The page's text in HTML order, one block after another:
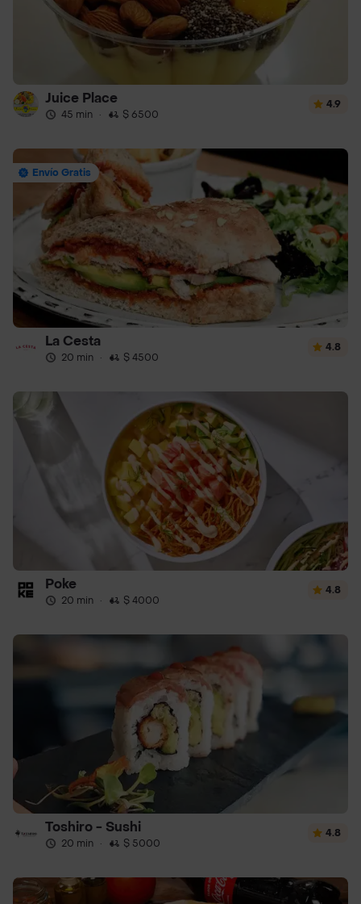
Juice Place
45 min · $ 6500
4.9
Envío Gratis
La Cesta
20 min · $ 4500
4.8
Poke
20 min · $ 4000
4.8
Toshiro - Sushi
20 min · $ 5000
4.8